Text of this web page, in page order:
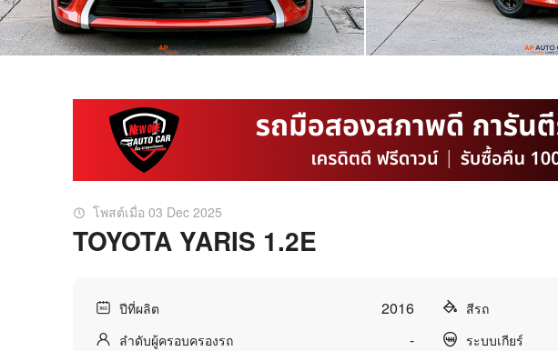
โพสต์เมื่อ 03 Dec 2025
TOYOTA YARIS 1.2E
ปีที่ผลิต 2016
ลำดับผู้ครอบครองรถ -
สีรถ
ระบบเกียร์